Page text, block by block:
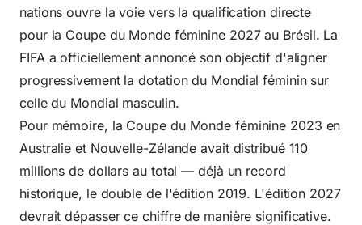
nations ouvre la voie vers la qualification directe
pour la Coupe du Monde féminine 2027 au Brésil. La
FIFA a officiellement annoncé son objectif d'aligner
progressivement la dotation du Mondial féminin sur
celle du Mondial masculin.
Pour mémoire, la Coupe du Monde féminine 2023 en
Australie et Nouvelle-Zélande avait distribué 110
millions de dollars au total — déjà un record
historique, le double de l'édition 2019. L'édition 2027
devrait dépasser ce chiffre de manière significative.